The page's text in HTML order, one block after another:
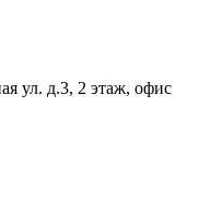
ул. д.3, 2 этаж, офис